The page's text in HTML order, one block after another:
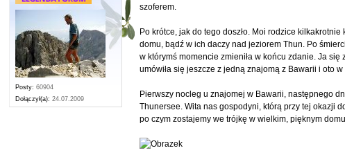
Posty: 60904
Dołączył(a): 24.07.2009
szoferem.
Po krótce, jak do tego doszło. Moi rodzice
domu, bądź w ich daczy nad jeziorem Thun. Po
w którymś momencie zmieniła w końcu zdanie. Ja
umówiła się jeszcze z jedną znajomą z Bawarii i oto
Pierwszy nocleg u znajomej w Bawarii, następnego
Thunersee. Wita nas gospodyni, którą przy tej okazji
po czym zostajemy we trójkę w wielkim, pięknym